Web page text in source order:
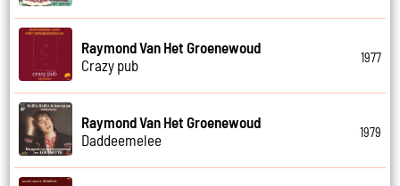
Raymond Van Het Groenewoud
Crazy pub
1977
Raymond Van Het Groenewoud
Daddeemelee
1979